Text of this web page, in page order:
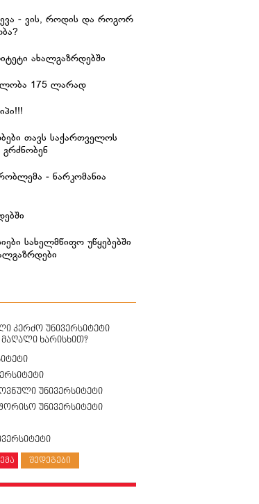
- ვის, როდის და როგორ
ახალგაზრდებში
175 ლარად
თავს საქართველოს
- ნარკომანია
სახელმწიფო უწყებებში
კერძო უნივერსიტეტი
ხარისხით?
უნივერსიტეტი
უნივერსიტეტი